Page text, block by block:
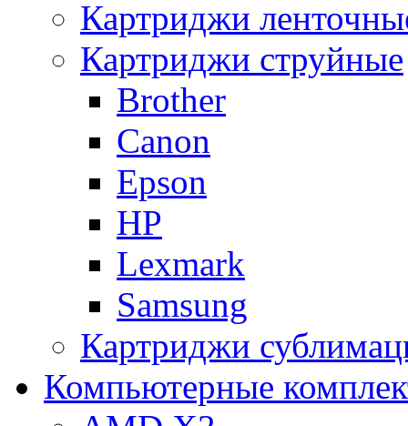
Картриджи
Картриджи струйные
Brother
Canon
Epson
HP
Lexmark
Samsung
Картриджи
Компьютерные